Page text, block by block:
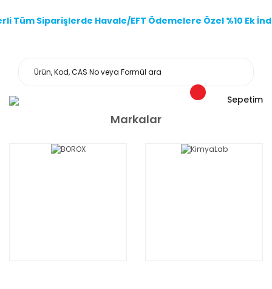
Tüm Siparişlerde Havale/EFT Ödemelere Özel %10 Ek
Sepetim
Markalar